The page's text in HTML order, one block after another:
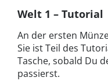
Welt 1 – Tutorial
An der ersten
Sie ist Teil des
Tasche, sobald Du
passierst.